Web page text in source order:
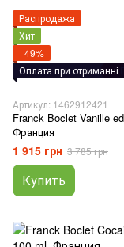
Распродажа
Хит
−49%
Оплата при отриманні
Артикул: 1462912421
Franck Boclet Vanille
Франция
1 915 грн 3 785 грн
Купить